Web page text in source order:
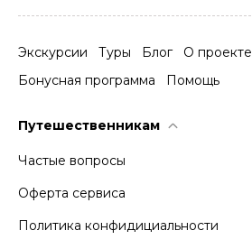
Экскурсии Туры Блог
О проекте
Бонусная программа
Помощь
Путешественникам
Частые вопросы
Оферта сервиса
Политика конфидициальности